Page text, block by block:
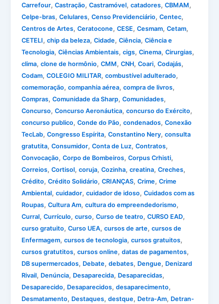
Carrefour,Castração,Castramóvel,catadores,CBMAM,
Celpe-bras,Celulares,Censo Previdenciário,Centec,
Centros de Artes,Ceratocone,CESE,Cesmam,Cetam,
CETELI,chip da beleza,Cidade,Ciência,Ciência e
Tecnologia,Ciências Ambientais,cigs,Cinema,Cirurgias,
clima,clone de hormônio,CMM,CNH,Coari,Codajás,
Codam,COLEGIO MILITAR,combustível adulterado,
comemoração,companhia aérea,compra de livros,
Compras,Comunidade da Sharp,Comunidades,
Concurso,Concurso Aeronáutica,concurso do Exército,
concurso publico,Conde do Pão,condenados,Conexão
TecLab,Congresso Espírita,Constantino Nery,consulta
gratutita,Consumidor,Conta de Luz,Contratos,
Convocação,Corpo de Bombeiros,Corpus Crhisti,
Correios,Cortisol,coruja,Cozinha,creatina,Creches,
Crédito,Crédito Solidário,CRIANÇAS,Crime,Crime
Ambiental,cuidador,cuidador de idoso,Cuidados com as
Roupas,Cultura Am,cultura do empreendedorismo,
Curral,Currículo,curso,Curso de teatro,CURSO EAD,
curso gratuito,Curso UEA,cursos de arte,cursos de
Enfermagem,cursos de tecnologia,cursos gratuitos,
cursos gratutitos,cursos online,datas de pagamentos,
DB supermercados, Debate,debates, Dengue, Denizard
Rivail, Denúncia, Desaparecida, Desaparecidas,
Desaparecido, Desaparecidos,desaparecimento,
Desmatamento, Destaques,destque, Detra-Am, Detran-